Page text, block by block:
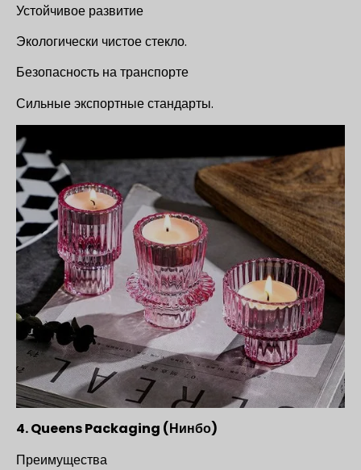
Устойчивое развитие
Экологически чистое стекло.
Безопасность на транспорте
Сильные экспортные стандарты.
4. Queens Packaging (Нинбо)
Преимущества